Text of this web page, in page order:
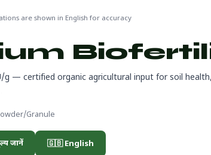
are shown in English for accuracy
g — certified organic agricultural input for soil
Granule
जानें 🇬🇧 English